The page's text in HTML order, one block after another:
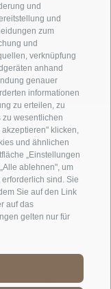
und
und
zum
und
verknüpfung
anhand
genauer
informationen
zu erteilen, zu
wesentlichen
klicken,
und ähnlichen
„Einstellungen
ablehnen", um
sind. Sie
Sie auf den Link
auf das
gelten nur für
| COOKIE-RICHTLINIE
//